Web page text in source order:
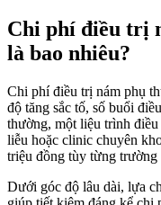
Chi phí điều trị
là bao nhiêu?
Chi phí điều trị nám phụ
độ tăng sắc tố, số buổi
thường, một liệu trình
liễu hoặc clinic chuyên
triệu đồng tùy từng trường
Dưới góc độ lâu dài, lựa